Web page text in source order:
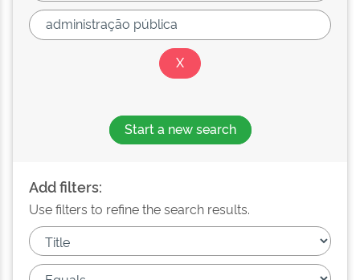
Start a new search
Add filters:
Use filters to refine the search results.